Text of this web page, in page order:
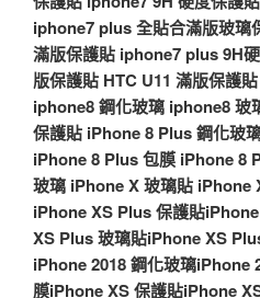
iphone7 plus 全貼合滿版玻璃
滿版保護貼 iphone7 plus 9H
版保護貼 HTC U11 滿版保護貼
iphone8 鋼化玻璃 iphone8 玻
保護貼 iPhone 8 Plus 鋼化玻
iPhone 8 Plus 包膜 iPhone 8
玻璃 iPhone X 玻璃貼 iPhone
iPhone XS Plus 保護貼
XS Plus 玻璃貼iPhone XS
iPhone 2018 鋼化玻璃iPhone
膜iPhone XS 保護貼iPhone